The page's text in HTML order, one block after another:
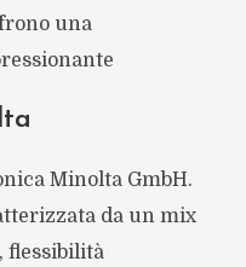
una
Minolta GmbH.
da un mix
flessibilità